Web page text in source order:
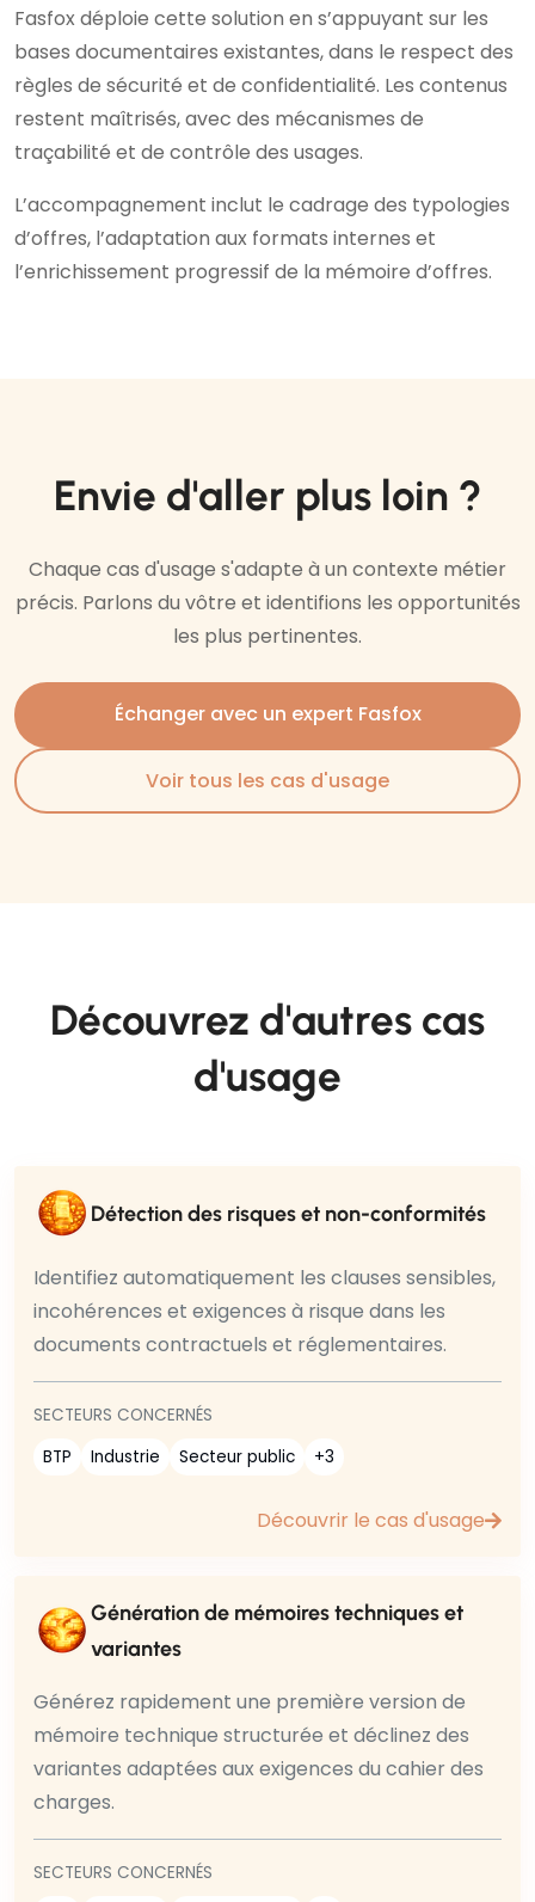
Fasfox déploie cette solution en s’appuyant sur les
bases documentaires existantes, dans le respect des
règles de sécurité et de confidentialité. Les contenus
restent maîtrisés, avec des mécanismes de
traçabilité et de contrôle des usages.
L’accompagnement inclut le cadrage des typologies
d’offres, l’adaptation aux formats internes et
l’enrichissement progressif de la mémoire d’offres.
Envie d'aller plus loin ?
Chaque cas d'usage s'adapte à un contexte métier
précis. Parlons du vôtre et identifions les opportunités
les plus pertinentes.
Échanger avec un expert Fasfox
Voir tous les cas d'usage
Découvrez d'autres cas
d'usage
Détection des risques et non-conformités
Identifiez automatiquement les clauses sensibles,
incohérences et exigences à risque dans les
documents contractuels et réglementaires.
SECTEURS CONCERNÉS
BTP
Industrie Secteur public +3
Découvrir le cas d'usage
Génération de mémoires techniques et
variantes
Générez rapidement une première version de
mémoire technique structurée et déclinez des
variantes adaptées aux exigences du cahier des
charges.
SECTEURS CONCERNÉS